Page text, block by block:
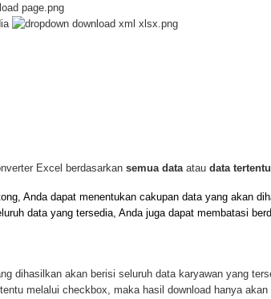
Excel berdasarkan semua dataatau data tertentu
Anda dapat menentukan cakupan data yang akan
data yang tersedia, Anda juga dapat membatasi
dihasilkan akan berisi seluruh data karyawan yang
melalui checkbox, maka hasil download hanya akan